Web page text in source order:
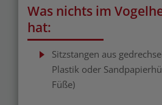
Was nichts im
hat:
Sitzstangen aus
Plastik oder
Füße)